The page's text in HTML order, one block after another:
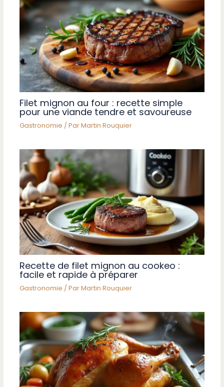
Filet mignon au four : recette simple
pour une viande tendre et savoureuse
Gastronomie / ParMartin Rouquier
Recette de filet mignon au cookeo :
facile et rapide à préparer
Gastronomie / ParMartin Rouquier